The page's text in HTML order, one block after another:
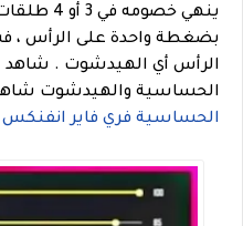
ينهي
بضغطة واحدة على الرأس ،
الرأس أي الهيدشوت . شاهد
الحساسية والهيدشوت
الحساسية فري فاير انفنكس Infinix Note 30i